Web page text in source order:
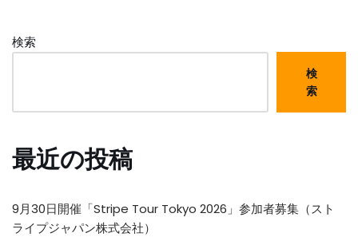
検索
検
索
最近の投稿
9月30日開催「Stripe Tour Tokyo 2026」参加者募集（スト
ライプジャパン株式会社）